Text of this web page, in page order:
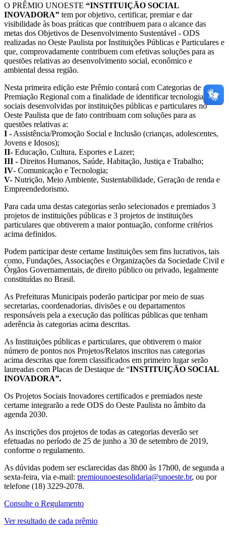
O PRÊMIO UNOESTE “INSTITUIÇÃO SOCIAL
INOVADORA” tem por objetivo, certificar, premiar e dar
visibilidade às boas práticas que contribuem para o alcance das
metas dos Objetivos de Desenvolvimento Sustentável - ODS
realizadas no Oeste Paulista por Instituições Públicas e Particulares e
que, comprovadamente contribuem com efetivas soluções para as
questões relativas ao desenvolvimento social, econômico e
ambiental dessa região.
Nesta primeira edição este Prêmio contará com Categorias de
Premiação Regional com a finalidade de identificar tecnologias
sociais desenvolvidas por instituições públicas e particulares no
Oeste Paulista que de fato contribuam com soluções para as
questões relativas a:
I - Assistência/Promoção Social e Inclusão (crianças, adolescentes,
Jovens e Idosos);
II- Educação, Cultura, Esportes e Lazer;
III - Direitos Humanos, Saúde, Habitação, Justiça e Trabalho;
IV- Comunicação e Tecnologia;
V- Nutrição, Meio Ambiente, Sustentabilidade, Geração de renda e
Empreendedorismo.
Para cada uma destas categorias serão selecionados e premiados 3
projetos de instituições públicas e 3 projetos de instituições
particulares que obtiverem a maior pontuação, conforme critérios
acima definidos.
Podem participar deste certame Instituições sem fins lucrativos, tais
como, Fundações, Associações e Organizações da Sociedade Civil e
Órgãos Governamentais, de direito público ou privado, legalmente
constituídas no Brasil.
As Prefeituras Municipais poderão participar por meio de suas
secretarias, coordenadorias, divisões e ou departamentos
responsáveis pela a execução das políticas públicas que tenham
aderência às categorias acima descritas.
As Instituições públicas e particulares, que obtiverem o maior
número de pontos nos Projetos/Relatos inscritos nas categorias
acima descritas que forem classificados em primeiro lugar serão
laureadas com Placas de Destaque de “INSTITUIÇÃO SOCIAL
INOVADORA”.
Os Projetos Sociais Inovadores certificados e premiados neste
certame integrarão a rede ODS do Oeste Paulista no âmbito da
agenda 2030.
As inscrições dos projetos de todas as categorias deverão ser
efetuadas no período de 25 de junho a 30 de setembro de 2019,
conforme o regulamento.
As dúvidas podem ser esclarecidas das 8h00 às 17h00, de segunda a
sexta-feira, via e-mail: premiounoestesolidaria@unoeste.br, ou por
telefone (18) 3229-2078.
Consulte o Regulamento
Ver resultado de cada prêmio